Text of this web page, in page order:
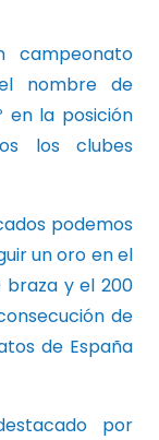
campeonato
nombre de
en la posición
los clubes
podemos
un oro en el
braza y el 200
de
de España
por